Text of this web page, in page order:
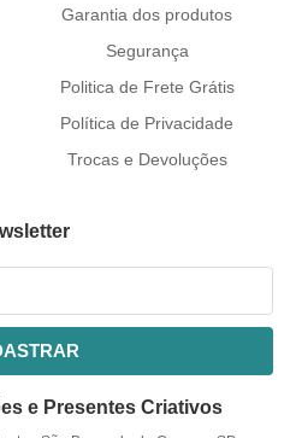
Garantia dos produtos
Segurança
Politica de Frete Grátis
Política de Privacidade
Trocas e Devoluções
e Presentes Criativos